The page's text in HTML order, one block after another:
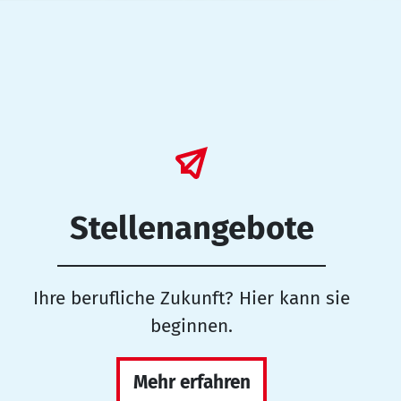
Stellenangebote
Ihre berufliche Zukunft? Hier kann sie
beginnen.
Mehr erfahren